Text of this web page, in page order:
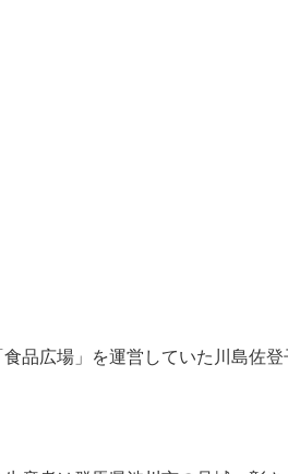
品広場」を運営していた川島佐